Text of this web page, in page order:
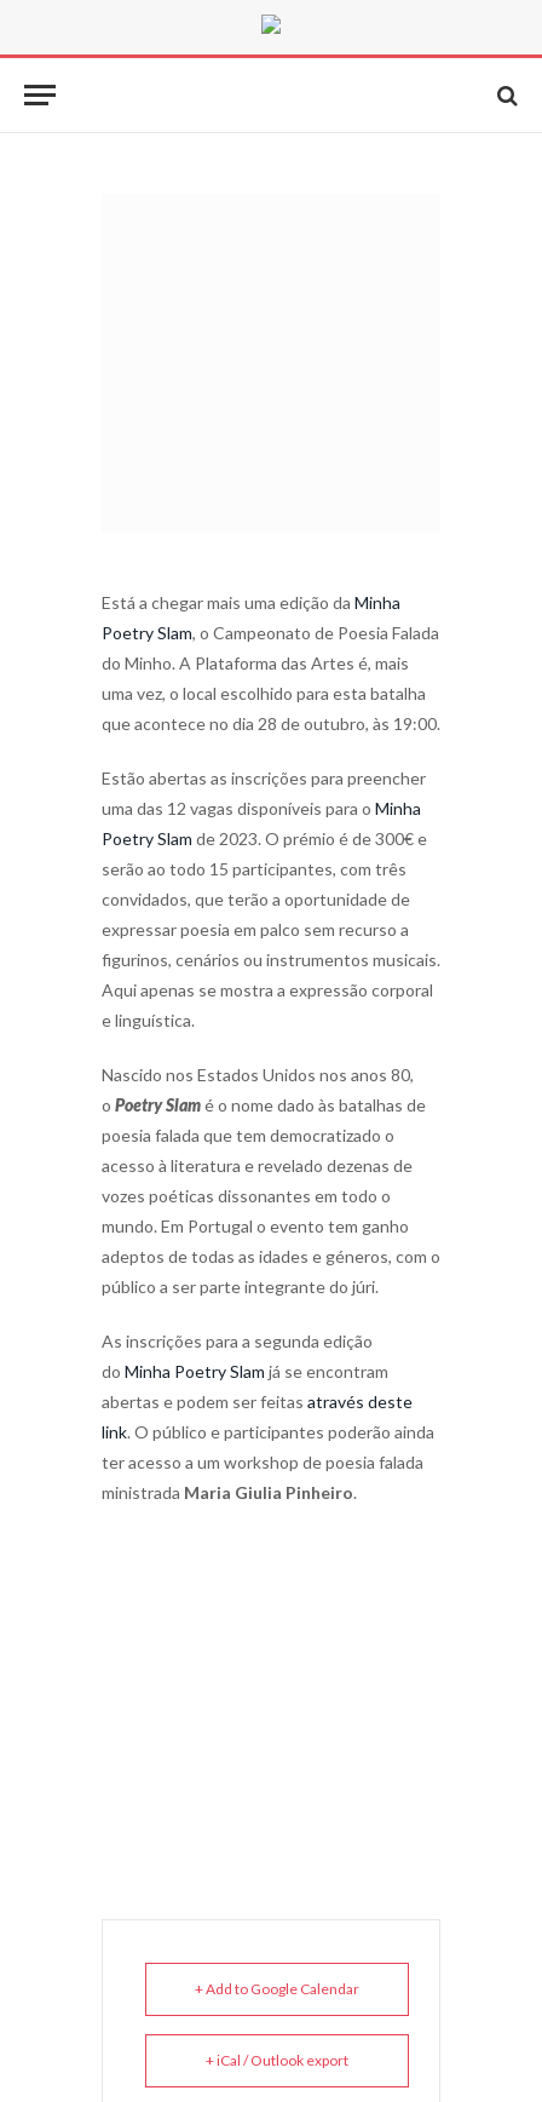
Está a chegar mais uma edição da Minha
Poetry Slam, o Campeonato de Poesia Falada
do Minho. A Plataforma das Artes é, mais
uma vez, o local escolhido para esta batalha
que acontece no dia 28 de outubro, às 19:00.
Estão abertas as inscrições para preencher
uma das 12 vagas disponíveis para o Minha
Poetry Slam de 2023. O prémio é de 300€ e
serão ao todo 15 participantes, com três
convidados, que terão a oportunidade de
expressar poesia em palco sem recurso a
figurinos, cenários ou instrumentos musicais.
Aqui apenas se mostra a expressão corporal
e linguística.
Nascido nos Estados Unidos nos anos 80,
o Poetry Slamé o nome dado às batalhas de
poesia falada que tem democratizado o
acesso à literatura e revelado dezenas de
vozes poéticas dissonantes em todo o
mundo. Em Portugal o evento tem ganho
adeptos de todas as idades e géneros, com o
público a ser parte integrante do júri.
As inscrições para a segunda edição
do Minha Poetry Slam já se encontram
abertas e podem ser feitas através deste
link. O público e participantes poderão ainda
ter acesso a um workshop de poesia falada
ministrada Maria Giulia Pinheiro.
+ Add to Google Calendar
+ iCal / Outlook export